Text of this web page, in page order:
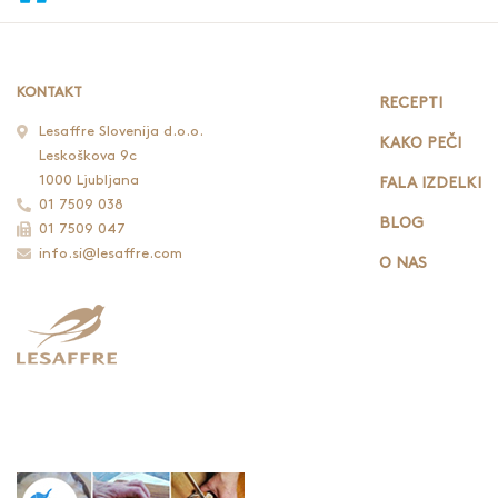
KONTAKT
Lesaffre Slovenija d.o.o.
Leskoškova 9c
1000 Ljubljana
01 7509 038
01 7509 047
info.si@lesaffre.com
RECEPTI
KAKO PEČI
FALA IZDELKI
BLOG
O NAS